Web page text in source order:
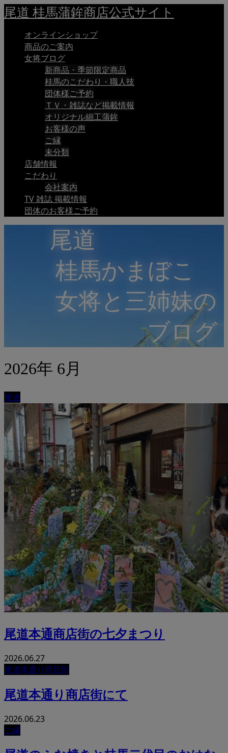
尾道 桂馬蒲鉾商店公式サイト
オンラインショップ
商品のご案内
女将ブログ
新商品・季節限定商品
桂馬のこだわり・職人技
団体様ご予約
ＴＶ・雑誌など掲載情報
オリジナル細工蒲鉾
お客様の声
ご縁
未分類
店舗情報
こだわり
会社案内
TV 雑誌 掲載情報
団体のお客様ご予約
尾道
桂馬かまぼこ
女将と三姉妹の
ブログ
2026年 6月
尾道
尾道本通商店街の七夕まつり
2026.06.27
尾道本通り商店街
尾道本通り商店街にて
2026.06.23
ご縁